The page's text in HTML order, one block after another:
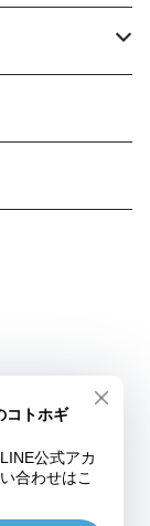
ホギ